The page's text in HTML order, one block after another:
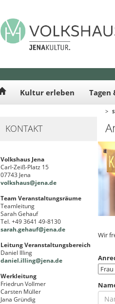
Kultur erleben Tagen
KONTAKT
Volkshaus Jena
Carl-Zeiß-Platz 15
07743 Jena
volkshaus@jena.de
Team Veranstaltungsräume
Teamleitung
Sarah Gehauf
Tel. +49 3641 49-8130
sarah.gehauf@jena.de
Leitung Veranstaltungsbereich
Daniel Illing
daniel.illing@jena.de
Werkleitung
Friedrun Vollmer
Carsten Müller
Jana Gründig
>
Wir